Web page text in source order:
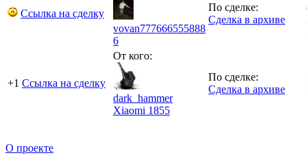
Ссылка на сделку
vovan777666555888
6
По сделке:
Сделка в архиве
+1 Ссылка на сделку
От кого:
dark_hammer
Xiaomi 1855
По сделке:
Сделка в архиве
О проекте